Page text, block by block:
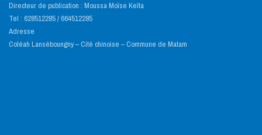
Directeur de publication : Moussa Moïse Keïta
Tel : 628512285 / 664512285
Adresse
Coléah Lanséboungny – Cité chinoise – Commune de Matam